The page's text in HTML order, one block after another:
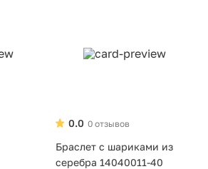
0 отзывов
0.0
Браслет с шариками из
серебра 14040011-40